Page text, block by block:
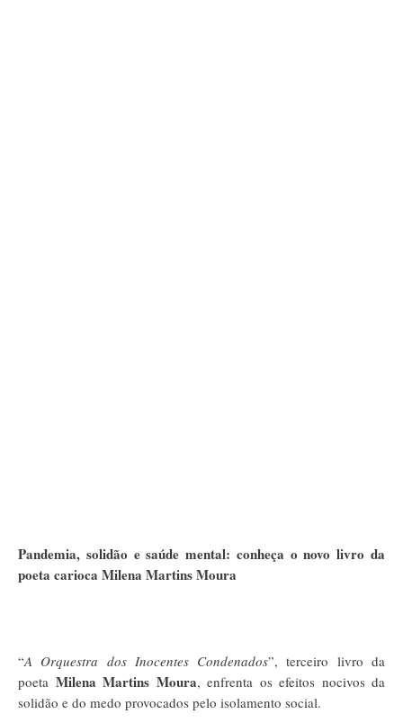
Pandemia, solidão e saúde mental: conheça o novo livro da
poeta carioca Milena Martins Moura
“A Orquestra dos Inocentes Condenados”, terceiro livro da
poeta Milena Martins Moura, enfrenta os efeitos nocivos da
solidão e do medo provocados pelo isolamento social.